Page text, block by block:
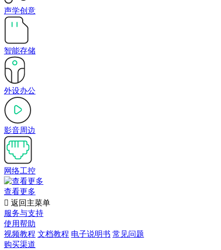
声学创意
智能存储
外设办公
影音周边
网络工控
查看更多
 返回主菜单
服务与支持
使用帮助
视频教程 文档教程 电子说明书 常见问题
购买渠道